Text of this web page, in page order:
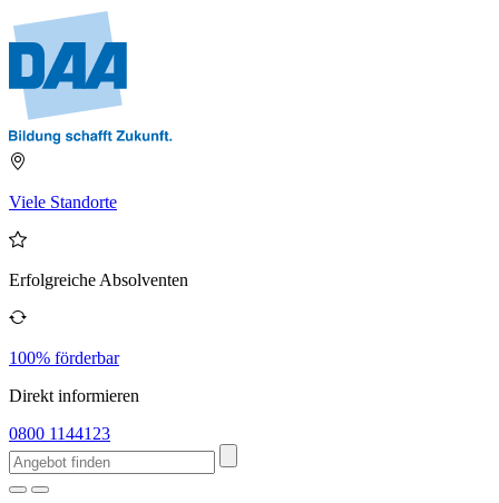
Viele Standorte
Erfolgreiche Absolventen
100% förderbar
Direkt informieren
0800 1144123